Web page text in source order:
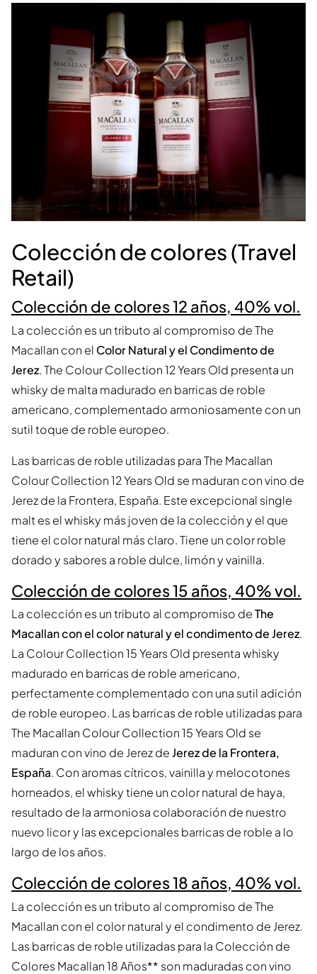
Colección de colores (Travel
Retail)
Colección de colores 12 años, 40% vol.
La colección es un tributo al compromiso de The
Macallan con el Color Natural y el Condimento de
Jerez. The Colour Collection 12 Years Old presenta un
whisky de malta madurado en barricas de roble
americano, complementado armoniosamente con un
sutil toque de roble europeo.
Las barricas de roble utilizadas para The Macallan
Colour Collection 12 Years Old se maduran con vino de
Jerez de la Frontera, España. Este excepcional single
malt es el whisky más joven de la colección y el que
tiene el color natural más claro. Tiene un color roble
dorado y sabores a roble dulce, limón y vainilla.
Colección de colores 15 años, 40% vol.
La colección es un tributo al compromiso deThe
Macallan con el color natural y el condimento de Jerez.
La Colour Collection 15 Years Old presenta whisky
madurado en barricas de roble americano,
perfectamente complementado con una sutil adición
de roble europeo. Las barricas de roble utilizadas para
The Macallan Colour Collection 15 Years Old se
maduran con vino de Jerez deJerez de la Frontera,
España. Con aromas cítricos, vainilla y melocotones
horneados, el whisky tiene un color natural de haya,
resultado de la armoniosa colaboración de nuestro
nuevo licor y las excepcionales barricas de roble a lo
largo de los años.
Colección de colores 18 años, 40% vol.
La colección es un tributo al compromiso de The
Macallan con el color natural y el condimento de Jerez.
Las barricas de roble utilizadas para la Colección de
Colores Macallan 18 Años** son maduradas con vino